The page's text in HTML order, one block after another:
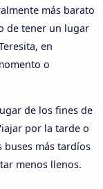
más barato
de tener un lugar
en
o
de los fines de
por la tarde o
buses más tardíos
menos llenos.